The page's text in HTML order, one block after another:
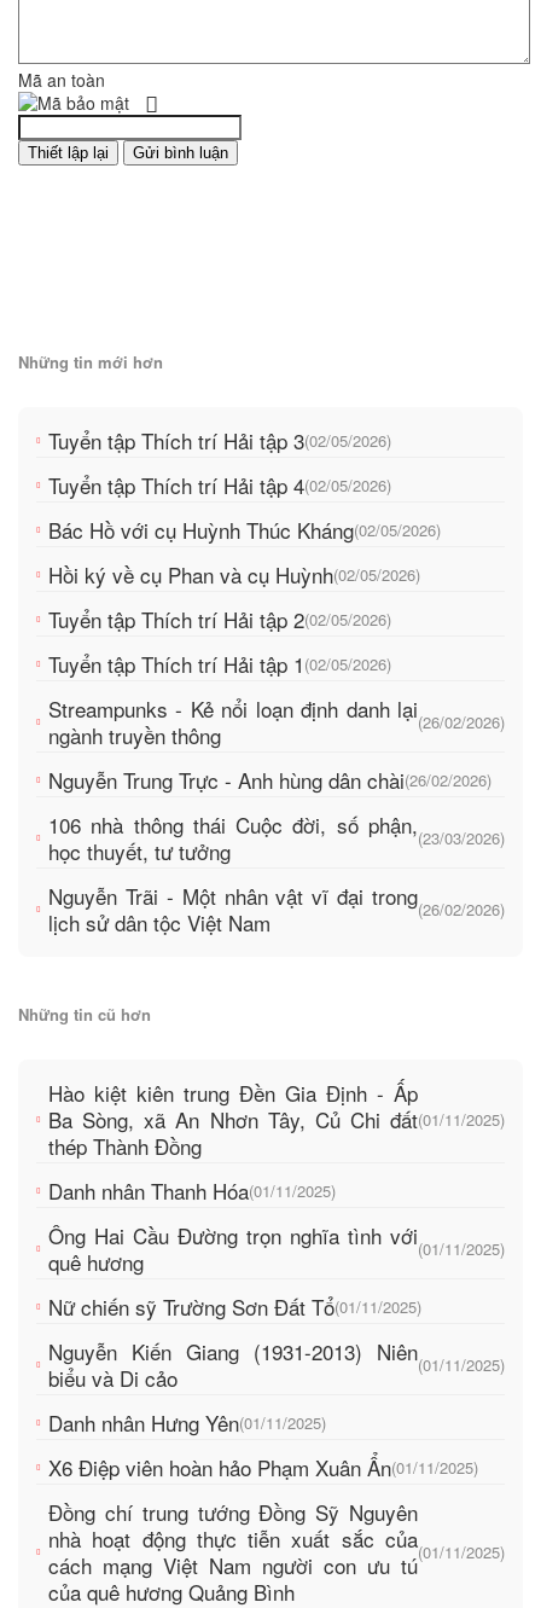
Mã an toàn
Những tin mới hơn
Tuyển tập Thích trí Hải tập 3(02/05/2026)
Tuyển tập Thích trí Hải tập 4(02/05/2026)
Bác Hồ với cụ Huỳnh Thúc Kháng(02/05/2026)
Hồi ký về cụ Phan và cụ Huỳnh(02/05/2026)
Tuyển tập Thích trí Hải tập 2(02/05/2026)
Tuyển tập Thích trí Hải tập 1 (02/05/2026)
Streampunks - Kẻ nổi loạn định danh lại
ngành truyền thông
(26/02/2026)
Nguyễn Trung Trực - Anh hùng dân chài(26/02/2026)
106 nhà thông thái Cuộc đời, số phận,
học thuyết, tư tưởng
(23/03/2026)
Nguyễn Trãi - Một nhân vật vĩ đại trong
lịch sử dân tộc Việt Nam
(26/02/2026)
Những tin cũ hơn
Hào kiệt kiên trung Đền Gia Định - Ấp
Ba Sòng, xã An Nhơn Tây, Củ Chi đất
thép Thành Đồng
(01/11/2025)
Danh nhân Thanh Hóa(01/11/2025)
Ông Hai Cầu Đường trọn nghĩa tình với
quê hương
(01/11/2025)
Nữ chiến sỹ Trường Sơn Đất Tổ(01/11/2025)
Nguyễn Kiến Giang (1931-2013) Niên
biểu và Di cảo
(01/11/2025)
Danh nhân Hưng Yên(01/11/2025)
X6 Điệp viên hoàn hảo Phạm Xuân Ẩn(01/11/2025)
Đồng chí trung tướng Đồng Sỹ Nguyên
nhà hoạt động thực tiễn xuất sắc của
cách mạng Việt Nam người con ưu tú
của quê hương Quảng Bình
(01/11/2025)